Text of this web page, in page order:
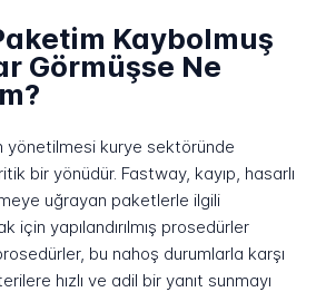
Kaybolmuş
Görmüşse Ne
yönetilmesi kurye sektöründe
bir yönüdür. Fastway, kayıp, hasarlı
uğrayan paketlerle ilgili
için yapılandırılmış prosedürler
bu nahoş durumlarla karşı
hızlı ve adil bir yanıt sunmayı